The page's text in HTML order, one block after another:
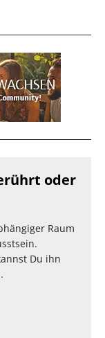
oder
Raum
Du ihn